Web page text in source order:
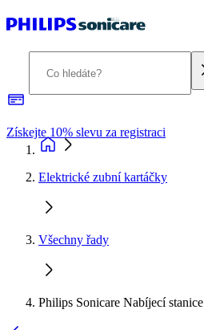
Získejte 10% slevu za registraci
Elektrické zubní kartáčky
Všechny řady
Philips Sonicare Nabíjecí stanice